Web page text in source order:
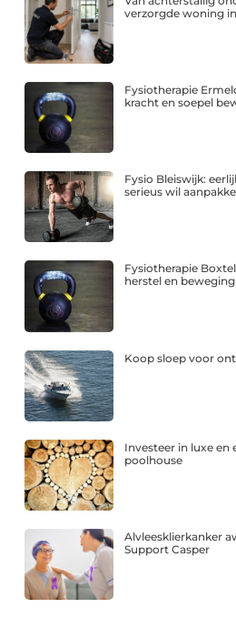
verzorgde woning
Fysiotherapie
kracht en soepel
Fysio Bleiswijk:
serieus wil
Fysiotherapie
herstel en beweging
Koop sloep voor
Investeer in luxe en
poolhouse
Alvleesklierkanker
Support Casper